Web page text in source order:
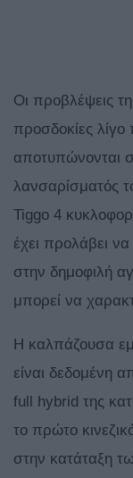
Οι προβλέψεις
προσδοκίες λίγο
αποτυπώνονται
λανσαρίσματός
Tiggo 4
έχει προλάβει
στην δημοφιλή
μπορεί να
Η καλπάζουσα
είναι δεδομένη
full hybrid της
το πρώτο
στην κατάταξη